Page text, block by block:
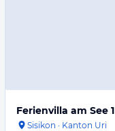
Ferienvilla am See 1
Sisikon · Kanton Uri